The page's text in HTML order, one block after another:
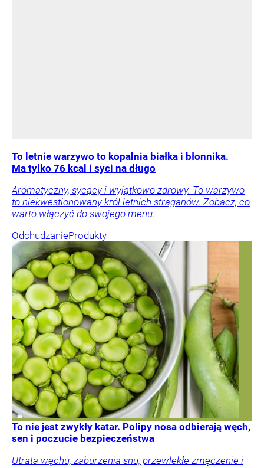
To letnie warzywo to kopalnia białka i błonnika.
Ma tylko 76 kcal i syci na długo
Aromatyczny, sycący i wyjątkowo zdrowy. To warzywo
to niekwestionowany król letnich straganów. Zobacz, co
warto włączyć do swojego menu.
OdchudzanieProdukty
To nie jest zwykły katar. Polipy nosa odbierają węch,
sen i poczucie bezpieczeństwa
Utrata węchu, zaburzenia snu, przewlekłe zmęczenie i